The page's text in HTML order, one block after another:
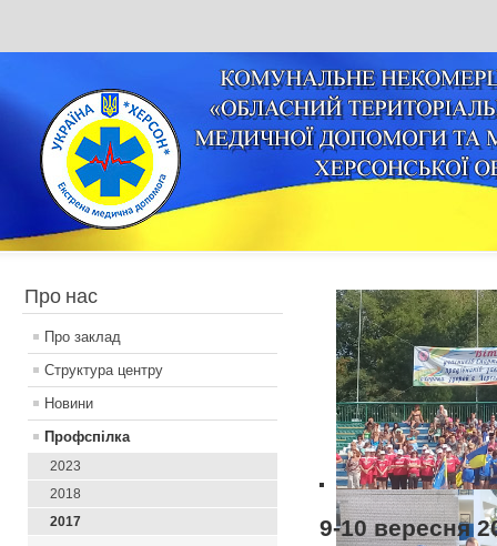
Про нас
Про заклад
Структура центру
Новини
Профспілка
2023
2018
2017
9-10 вересня